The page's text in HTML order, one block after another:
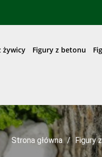
żywicy Figury z betonu
Strona główna Figury